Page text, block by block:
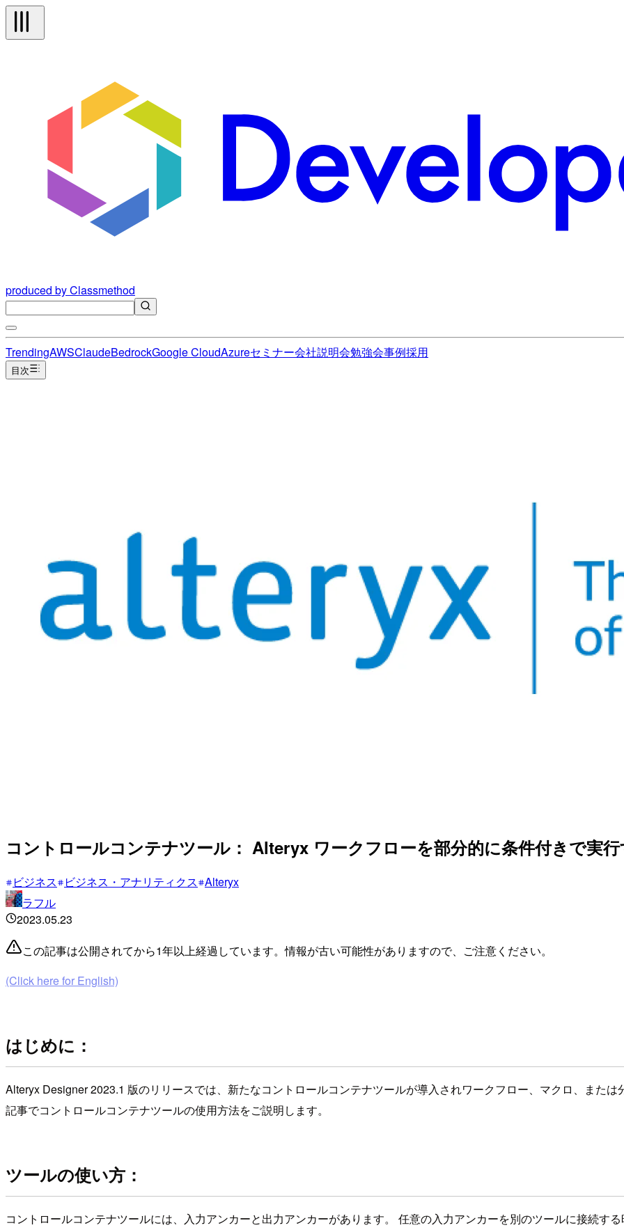
produced by Classmethod
TrendingAWSClaudeBedrockGoogle CloudAzureセミナー会社説明会勉強会事例採用
目次
コントロールコンテナツール： Alteryx ワークフローを部分的に条件付きで実
ビジネス ビジネス・アナリティクス Alteryx
ラフル
2023.05.23
この記事は公開されてから1年以上経過しています。情報が古い可能性がありますので、ご注意ください。
(Click here for English)
はじめに：
Alteryx Designer 2023.1 版のリリースでは、新たなコントロールコンテナツールが導入されワークフロー、マクロ、また
記事でコントロールコンテナツールの使用方法をご説明します。
ツールの使い方：
コントロールコンテナツールには、入力アンカーと出力アンカーがあります。 任意の入力アンカーを別のツールに接続す